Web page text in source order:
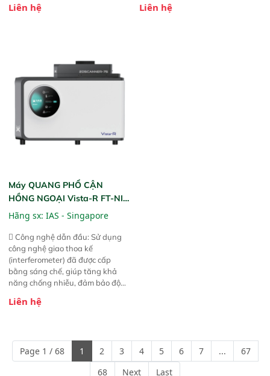
hỗ trợ tản nhiệt tăng cường và đã
liệu để tăng chỉ số ROI cho doanh
nghiệp.
Liên hệ
này cho phép bất kỳ ai cũng có
Liên hệ
Máy QUANG PHỔ CẬN
HỒNG NGOẠI Vista-R FT-NIR
(Vista-R FT-NIR Analyzer)
Hãng sx: IAS - Singapore
 Công nghệ dẫn đầu: Sử dụng
công nghệ giao thoa kế
(interferometer) đã được cấp
bằng sáng chế, giúp tăng khả
năng chống nhiễu, đảm bảo độ
Phạm vi ứng dụng rộng: Đáp ứng
ngành công nghiệp khác nhau. 
Độ nhạy cao: Trang bị đầu dò
InGaAs độ nhạy cao, cung cấp
phản hồi phổ tuyến tính đầy đủ,
Liên hệ
Page 1 / 68 1 2 3 4 5 6 7 ...
67
68
Next Last